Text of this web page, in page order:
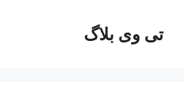
محتواتی وی بلاگ